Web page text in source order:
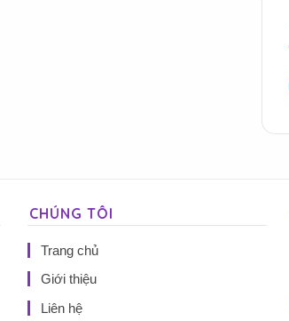
CHÚNG TÔI
Trang chủ
Giới thiệu
Liên hệ